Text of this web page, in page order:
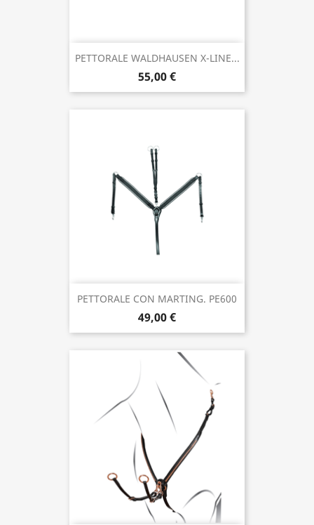
PETTORALE WALDHAUSEN X-LINE...
55,00 €
PETTORALE CON MARTING. PE600
49,00 €